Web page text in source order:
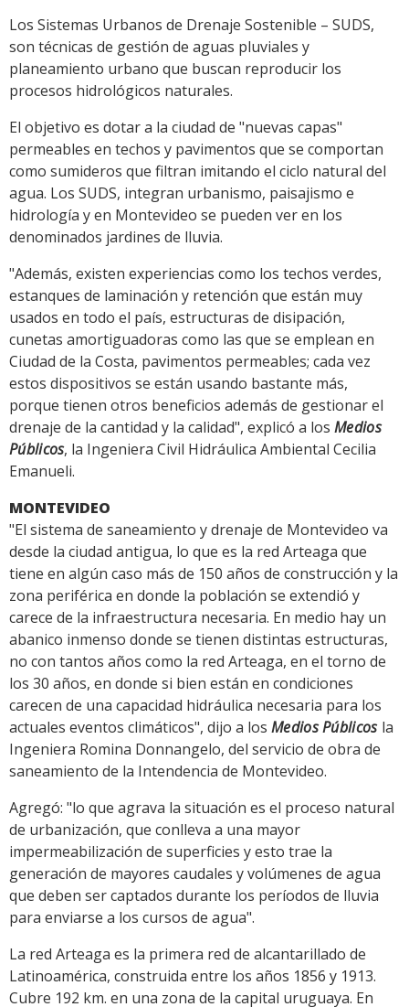
Los Sistemas Urbanos de Drenaje Sostenible – SUDS,
son técnicas de gestión de aguas pluviales y
planeamiento urbano que buscan reproducir los
procesos hidrológicos naturales.
El objetivo es dotar a la ciudad de "nuevas capas"
permeables en techos y pavimentos que se comportan
como sumideros que filtran imitando el ciclo natural del
agua. Los SUDS, integran urbanismo, paisajismo e
hidrología y en Montevideo se pueden ver en los
denominados jardines de lluvia.
"Además, existen experiencias como los techos verdes,
estanques de laminación y retención que están muy
usados en todo el país, estructuras de disipación,
cunetas amortiguadoras como las que se emplean en
Ciudad de la Costa, pavimentos permeables; cada vez
estos dispositivos se están usando bastante más,
porque tienen otros beneficios además de gestionar el
drenaje de la cantidad y la calidad", explicó a los Medios
Públicos, la Ingeniera Civil Hidráulica Ambiental Cecilia
Emanueli.
MONTEVIDEO
"El sistema de saneamiento y drenaje de Montevideo va
desde la ciudad antigua, lo que es la red Arteaga que
tiene en algún caso más de 150 años de construcción y la
zona periférica en donde la población se extendió y
carece de la infraestructura necesaria. En medio hay un
abanico inmenso donde se tienen distintas estructuras,
no con tantos años como la red Arteaga, en el torno de
los 30 años, en donde si bien están en condiciones
carecen de una capacidad hidráulica necesaria para los
actuales eventos climáticos", dijo a los Medios Públicosla
Ingeniera Romina Donnangelo, del servicio de obra de
saneamiento de la Intendencia de Montevideo.
Agregó: "lo que agrava la situación es el proceso natural
de urbanización, que conlleva a una mayor
impermeabilización de superficies y esto trae la
generación de mayores caudales y volúmenes de agua
que deben ser captados durante los períodos de lluvia
para enviarse a los cursos de agua".
La red Arteaga es la primera red de alcantarillado de
Latinoamérica, construida entre los años 1856 y 1913.
Cubre 192 km. en una zona de la capital uruguaya. En